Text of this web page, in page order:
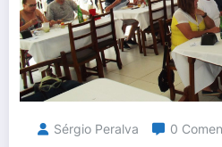
Sérgio Peralva 0